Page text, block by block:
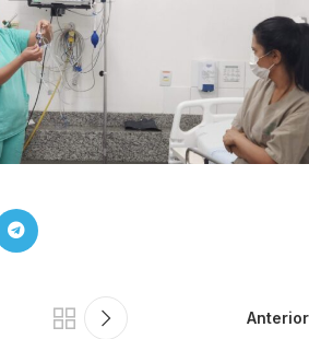
Anterior